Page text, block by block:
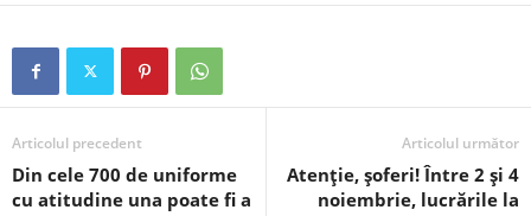
Articolul precedent
Din cele 700 de uniforme
cu atitudine una poate fi a
Articolul următor
Atenție, șoferi! Între 2 și 4
noiembrie, lucrările la